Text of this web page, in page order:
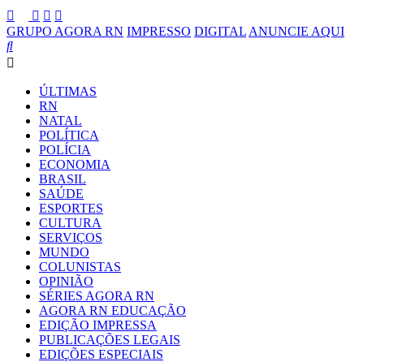
GRUPO AGORA RN IMPRESSO DIGITAL ANUNCIE AQUI
ÚLTIMAS
RN
NATAL
POLÍTICA
POLÍCIA
ECONOMIA
BRASIL
SAÚDE
ESPORTES
CULTURA
SERVIÇOS
MUNDO
COLUNISTAS
OPINIÃO
SÉRIES AGORA RN
AGORA RN EDUCAÇÃO
EDIÇÃO IMPRESSA
PUBLICAÇÕES LEGAIS
EDIÇÕES ESPECIAIS